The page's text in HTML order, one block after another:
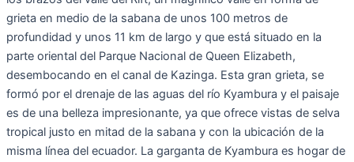
grieta en medio de la sabana de unos 100 metros de
profundidad y unos 11 km de largo y que está situado en la
parte oriental del Parque Nacional de Queen Elizabeth,
desembocando en el canal de Kazinga. Esta gran grieta, se
formó por el drenaje de las aguas del río Kyambura y el paisaje
es de una belleza impresionante, ya que ofrece vistas de selva
tropical justo en mitad de la sabana y con la ubicación de la
misma línea del ecuador. La garganta de Kyambura es hogar de